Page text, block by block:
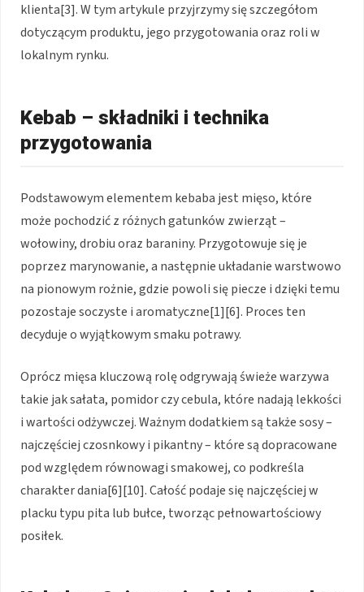
klienta[3]. W tym artykule przyjrzymy się szczegółom
dotyczącym produktu, jego przygotowania oraz roli w
lokalnym rynku.
Kebab – składniki i technika
przygotowania
Podstawowym elementem kebaba jest mięso, które
może pochodzić z różnych gatunków zwierząt –
wołowiny, drobiu oraz baraniny. Przygotowuje się je
poprzez marynowanie, a następnie układanie warstwowo
na pionowym rożnie, gdzie powoli się piecze i dzięki temu
pozostaje soczyste i aromatyczne[1][6]. Proces ten
decyduje o wyjątkowym smaku potrawy.
Oprócz mięsa kluczową rolę odgrywają świeże warzywa
takie jak sałata, pomidor czy cebula, które nadają lekkości
i wartości odżywczej. Ważnym dodatkiem są także sosy –
najczęściej czosnkowy i pikantny – które są dopracowane
pod względem równowagi smakowej, co podkreśla
charakter dania[6][10]. Całość podaje się najczęściej w
placku typu pita lub bułce, tworząc pełnowartościowy
posiłek.